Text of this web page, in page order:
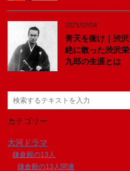
2021/02/04
青天を衝け｜渋
絶に散った渋沢
九郎の生涯とは
カテゴリー
大河ドラマ
鎌倉殿の13人
鎌倉殿の13人関連